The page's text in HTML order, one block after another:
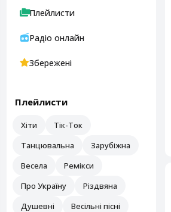
Плейлисти
Радіо онлайн
Збережені
Плейлисти
Хіти
Тік-Ток
Танцювальна
Зарубіжна
Весела
Ремікси
Про Україну
Різдвяна
Душевні
Весільні пісні